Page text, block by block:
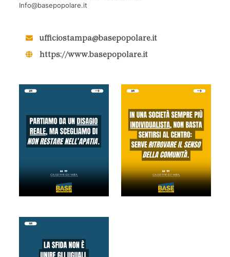
Info@basepopolare.it
ufficiostampa@basepopolare.it
https://www.basepopolare.it